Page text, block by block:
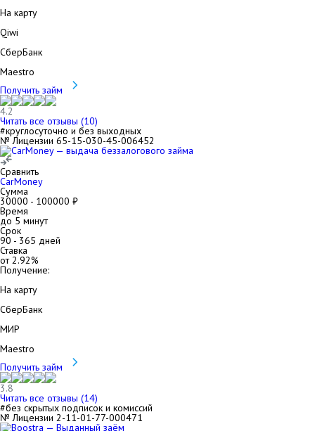
На карту
Qiwi
СберБанк
Maestro
Получить займ
4.2
Читать все отзывы (10)
#круглосуточно и без выходных
№ Лицензии 65-15-030-45-006452
Сравнить
CarMoney
Сумма
30000 - 100000 ₽
Время
до 5 минут
Срок
90 - 365 дней
Ставка
от2.92%
Получение:
На карту
СберБанк
МИР
Maestro
Получить займ
3.8
Читать все отзывы (14)
#без скрытых подписок и комиссий
№ Лицензии 2-11-01-77-000471